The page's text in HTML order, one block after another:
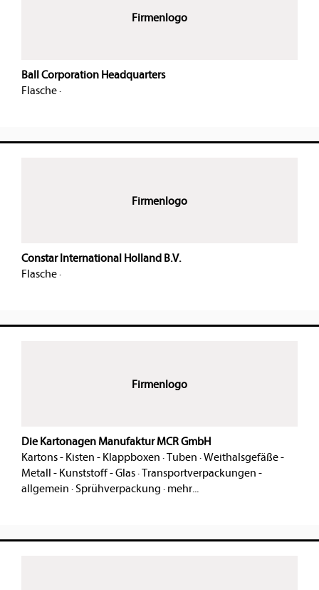
Firmenlogo
Ball Corporation Headquarters
Flasche·
Firmenlogo
Constar International Holland B.V.
Flasche·
Firmenlogo
Die Kartonagen Manufaktur MCR GmbH
Kartons - Kisten - Klappboxen ·Tuben ·Weithalsgefäße -
Metall - Kunststoff - Glas·Transportverpackungen -
allgemein ·Sprühverpackung · mehr...